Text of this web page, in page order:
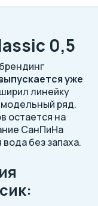
0,5
уже
линейку
ряд.
остается на
СанПиНа
вода без запаха.